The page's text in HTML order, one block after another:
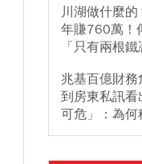
川湖做什麼
年賺760萬！
「只有兩根
兆基百億財
到房東私訊
可危」：為何